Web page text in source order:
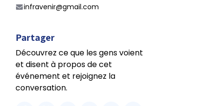
infravenir@gmail.com
Partager
Découvrez ce que les gens voient
et disent à propos de cet
événement et rejoignez la
conversation.